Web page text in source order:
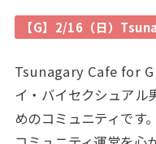
【G】2/16（日）
Tsunagary Cafe for G
イ・バイセクシュアル
めのコミュニティです